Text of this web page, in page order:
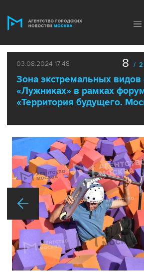
03.08.2024 17:48
Зона экстремальных видов
«Лужниках» в рамках
«Территория будущего.
8 /